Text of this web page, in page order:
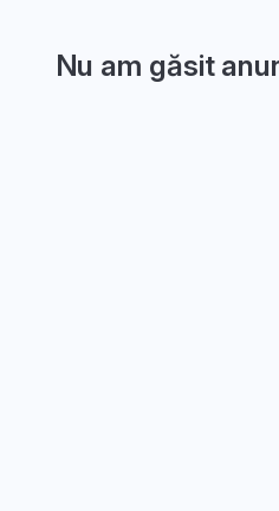
Nu am găsit